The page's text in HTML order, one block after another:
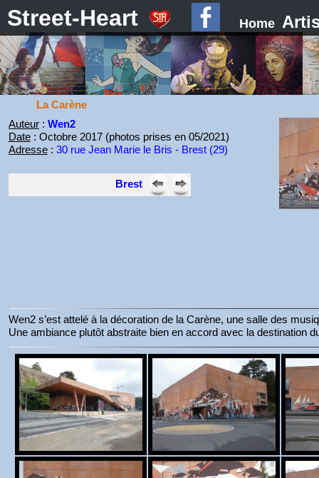
Street-Heart Home
La Carène
Auteur: Wen2
Date: Octobre 2017 (photos prises en 05/2021)
Adresse: 30 rue Jean Marie le Bris - Brest (29)
Brest
Wen2 s’est attelé à la décoration de la Carène, une salle des
Une ambiance plutôt abstraite bien en accord avec la destination